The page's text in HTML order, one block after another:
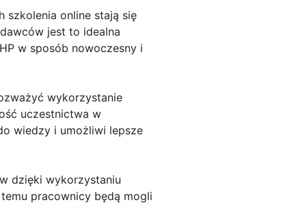
szkolenia online stają się
jest to idealna
w sposób nowoczesny i
wykorzystanie
uczestnictwa w
wiedzy i umożliwi lepsze
dzięki wykorzystaniu
pracownicy będą mogli